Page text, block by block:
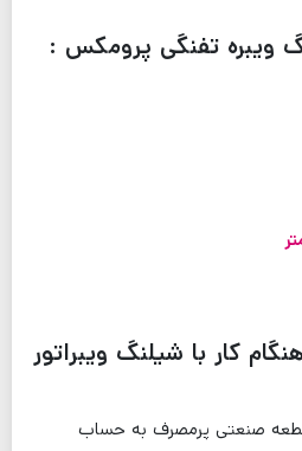
تفنگی پرومکس :
کار با شیلنگ ویبراتور
صنعتی پرمصرف به حساب